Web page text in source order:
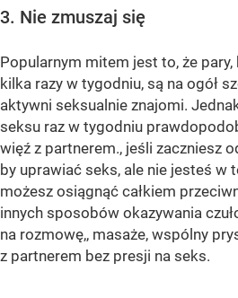
3. Nie zmuszaj się
Popularnym mitem jest to, że
kilka razy w tygodniu, są na ogół
aktywni seksualnie znajomi.
seksu raz w tygodniu
więź z partnerem., jeśli zaczniesz
by uprawiać seks, ale nie jesteś w
możesz osiągnąć całkiem
innych sposobów okazywania
na rozmowę,, masaże, wspólny
z partnerem bez presji na seks.